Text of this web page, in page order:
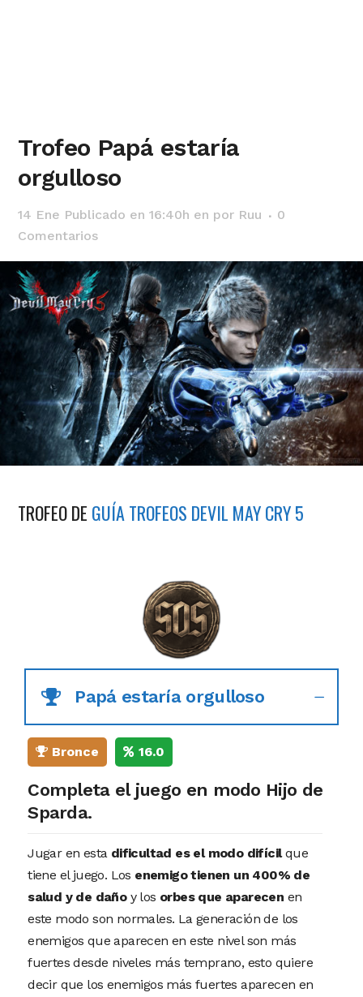
Trofeo Papá estaría
orgulloso
14 Ene Publicado en 16:40h en por Ruu
0
Comentarios
TROFEO DE GUÍA TROFEOS DEVIL MAY CRY 5
Papá estaría orgulloso
Bronce 16.0
Completa el juego en modo Hijo de
Sparda.
Jugar en esta dificultad es el modo difícilque
tiene el juego. Los enemigo tienen un 400% de
salud y de dañoy los orbes que aparecen en
este modo son normales. La generación de los
enemigos que aparecen en este nivel son más
fuertes desde niveles más temprano, esto quiere
decir que los enemigos más fuertes aparecen en